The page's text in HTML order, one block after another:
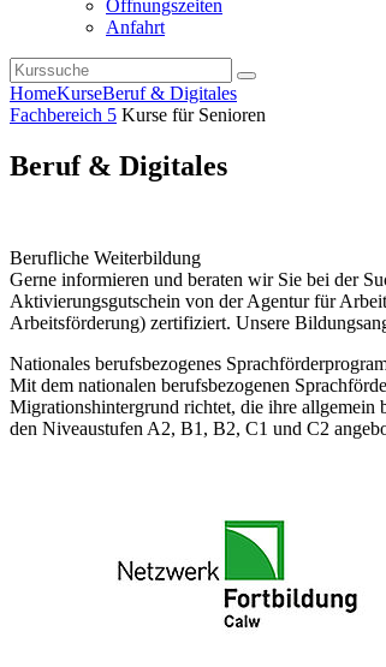
Öffnungszeiten
Anfahrt
HomeKurseBeruf & Digitales
Fachbereich 5 Kurse für Senioren
Beruf & Digitales
Berufliche Weiterbildung
Gerne informieren und beraten wir Sie bei der
Aktivierungsgutschein von der Agentur für
Arbeitsförderung) zertifiziert. Unsere
Nationales berufsbezogenes
Mit dem nationalen berufsbezogenen
Migrationshintergrund richtet, die ihre allgemein
den Niveaustufen A2, B1, B2, C1 und C2